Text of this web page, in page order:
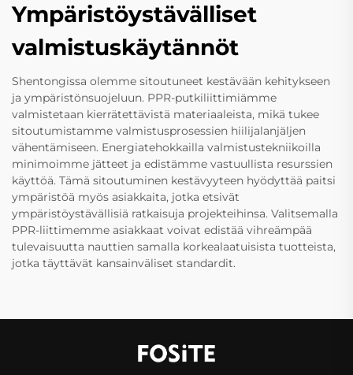
Ympäristöystävälliset
valmistuskäytännöt
Shentongissa olemme sitoutuneet kestävään kehitykseen
ja ympäristönsuojeluun. PPR-putkiliittimiämme
valmistetaan kierrätettävistä materiaaleista, mikä tukee
sitoutumistamme valmistusprosessien hiilijalanjäljen
vähentämiseen. Energiatehokkailla valmistustekniikoilla
minimoimme jätteet ja edistämme vastuullista resurssien
käyttöä. Tämä sitoutuminen kestävyyteen hyödyttää paitsi
ympäristöä myös asiakkaita, jotka etsivät
ympäristöystävällisiä ratkaisuja projekteihinsa. Valitsemalla
PPR-liittimemme asiakkaat voivat edistää vihreämpää
tulevaisuutta nauttien samalla korkealaatuisista tuotteista,
jotka täyttävät kansainväliset standardit.